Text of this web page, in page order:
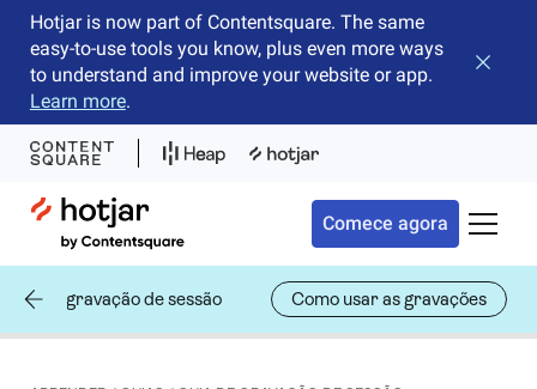
Hotjar is now part of Contentsquare. The same
easy-to-use tools you know, plus even more ways
to understand and improve your website or app.
Learn more.
Fechar
Hotjar Logo
Comece agora
de gravação de sessão Como usar as gravações